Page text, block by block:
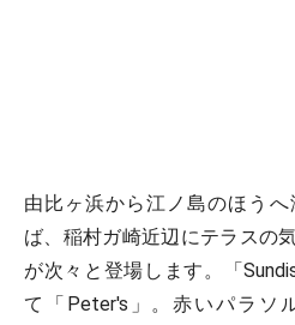
由比ヶ浜から江ノ島のほう
ば、稲村ガ崎近辺にテラスの
が次々と登場します。「
て「Peter's」。赤いパラソ